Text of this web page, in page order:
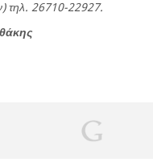
τηλ. 26710-22927.